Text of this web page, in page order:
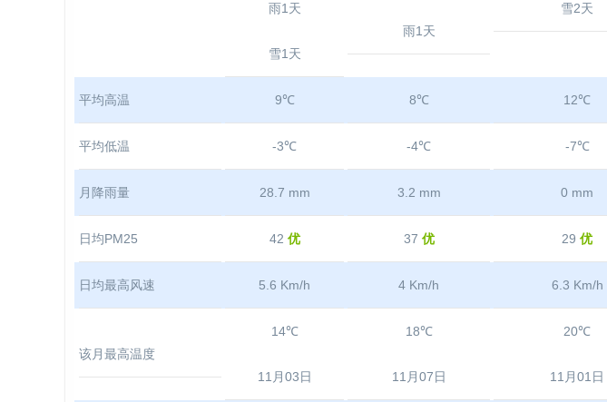
雨1天
雪1天
雨1天
雪2天
平均高温 9℃ 8℃ 12℃
平均低温 -3℃ -4℃ -7℃
月降雨量 28.7 mm 3.2 mm 0 mm
日均PM25 42 优 37 优 29优
日均最高风速 5.6 Km/h 4 Km/h 6.3 Km/h
该月最高温度
14℃
11月03日
18℃
11月07日
20℃
11月01日